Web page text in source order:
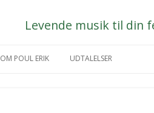
Levende musik til din
OM POUL ERIK UDTALELSER